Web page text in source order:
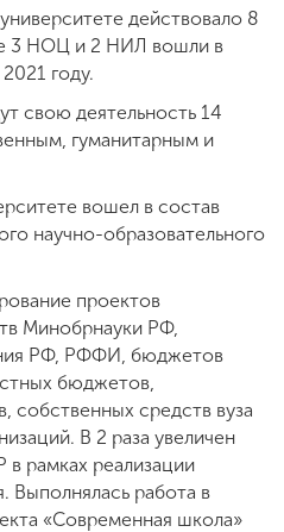
действовало 8
3 НОЦ и 2 НИЛ вошли в
году.
свою деятельность 14
гуманитарным и
вошел в состав
научно-образовательного
проектов
Минобрнауки РФ,
РФ, РФФИ, бюджетов
бюджетов,
собственных средств вуза
В 2 раза увеличен
рамках реализации
Выполнялась работа в
«Современная школа»